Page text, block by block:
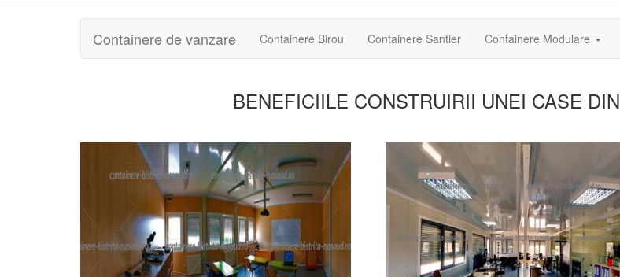
Containere de vanzare Containere Birou Containere Santier Containere Modulare
BENEFICIILE CONSTRUIRII UNEI CASE DIN